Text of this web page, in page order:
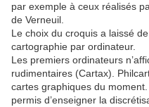
par exemple à ceux réalisés
de Verneuil.
Le choix du croquis a laissé
cartographie par ordinateur.
Les premiers ordinateurs
rudimentaires (Cartax).
cartes graphiques du
permis d’enseigner la